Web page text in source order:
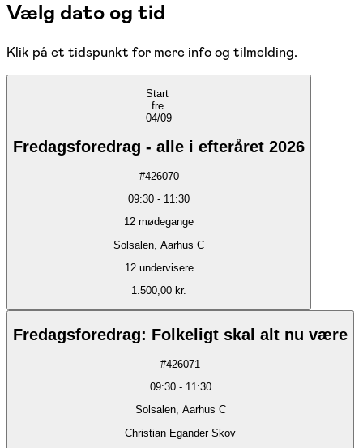
Vælg dato og tid
Klik på et tidspunkt for mere info og tilmelding.
Start
fre.
04/09
Fredagsforedrag - alle i efteråret 2026
#426070
09:30 - 11:30
12 mødegange
Solsalen, Aarhus C
12 undervisere
1.500,00 kr.
Fredagsforedrag: Folkeligt skal alt nu være
#426071
09:30- 11:30
Solsalen, Aarhus C
Christian Egander Skov